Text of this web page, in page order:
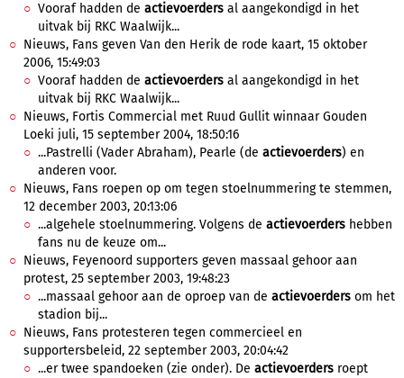
Vooraf hadden de actievoerders al aangekondigd in het
uitvak bij RKC Waalwijk...
Nieuws, Fans geven Van den Herik de rode kaart, 15 oktober
2006, 15:49:03
Vooraf hadden de actievoerders al aangekondigd in het
uitvak bij RKC Waalwijk...
Nieuws, Fortis Commercial met Ruud Gullit winnaar Gouden
Loeki juli, 15 september 2004, 18:50:16
...Pastrelli (Vader Abraham), Pearle (de actievoerders) en
anderen voor.
Nieuws, Fans roepen op om tegen stoelnummering te stemmen,
12 december 2003, 20:13:06
...algehele stoelnummering. Volgens de actievoerders hebben
fans nu de keuze om...
Nieuws, Feyenoord supporters geven massaal gehoor aan
protest, 25 september 2003, 19:48:23
...massaal gehoor aan de oproep van de actievoerders om het
stadion bij...
Nieuws, Fans protesteren tegen commercieel en
supportersbeleid, 22 september 2003, 20:04:42
...er twee spandoeken (zie onder). De actievoerders roept